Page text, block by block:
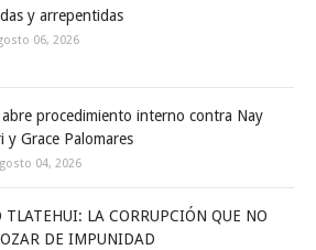
y arrepentidas
06, 2026
procedimiento interno contra Nay
y Grace Palomares
04, 2026
TLATEHUI: LA CORRUPCIÓN QUE NO
DE IMPUNIDAD